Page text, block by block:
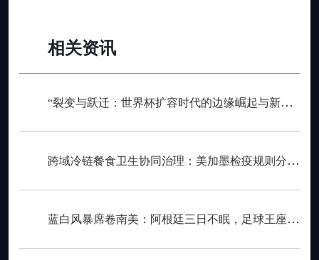
相关资讯
“裂变与跃迁：世界杯扩容时代的边缘崛起与新秩序重塑”
跨域冷链餐食卫生协同治理：美加墨检疫规则分歧与制度融合策略
蓝白风暴席卷南美：阿根廷三日不眠，足球王座再耀大陆